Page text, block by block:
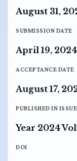
August 31,
SUBMISSION DATE
April 19, 2024
ACCEPTANCE DATE
August 17,
PUBLISHED IN ISSUE
Year 2024
DOI